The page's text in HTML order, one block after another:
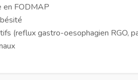
en FODMAP
(reflux gastro-oesophagien RGO,